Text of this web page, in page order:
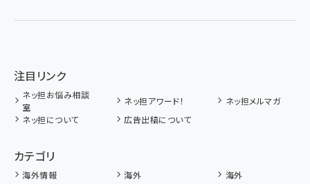
注目リンク
ネッ担お悩み相談
室
ネッ担アワード！
ネッ担メルマガ
ネッ担について
広告出稿について
カテゴリ
海外情報 海外
海外